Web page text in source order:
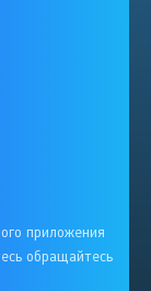
приложения
обращайтесь